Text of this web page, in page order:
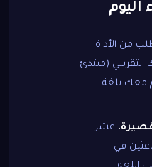
اليوم
من الأداة
التقريبي (مبتدئ
معك بلغة
عشر
في